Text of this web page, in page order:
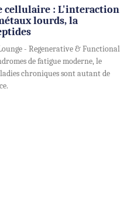
cellulaire : L'interaction
lourds, la
- Regenerative & Functional
de fatigue moderne, le
chroniques sont autant de